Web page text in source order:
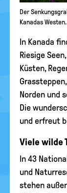
Der
Kanadas Westen.
In Kanada
Riesige
Küsten,
Norden und
Die
und erfreut
Viele wilde
In 43
und
stehen